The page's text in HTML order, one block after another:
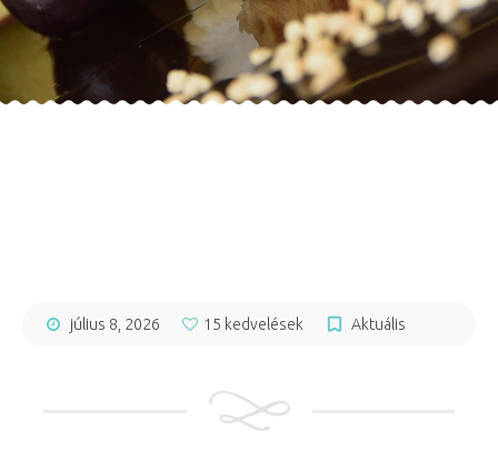
július 8, 2026 15 kedvelések Aktuális